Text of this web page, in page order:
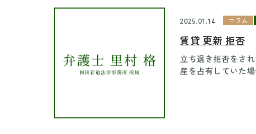
2025.01.14 コラム
賃貸 更新 拒否
立ち退き拒否をさ
産を占有していた